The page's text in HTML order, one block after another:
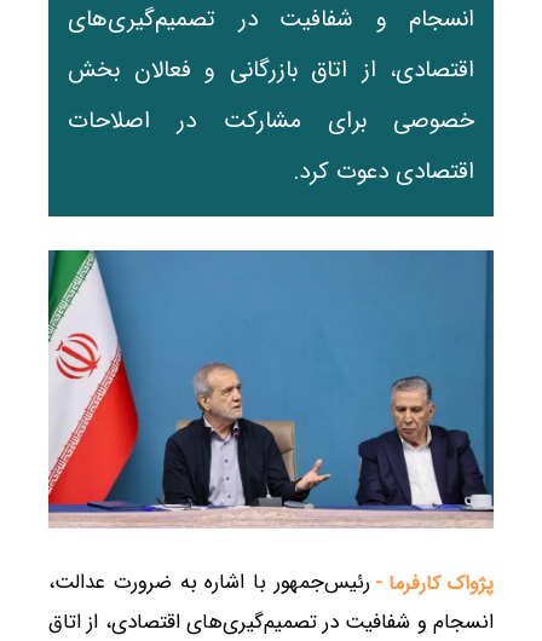
انسجام و شفافیت در تصمیم‌گیری‌های
اقتصادی، از اتاق بازرگانی و فعالان بخش
خصوصی برای مشارکت در اصلاحات
اقتصادی دعوت کرد.
پژواک کارفرما - رئیس‌جمهور با اشاره به ضرورت عدالت،
انسجام و شفافیت در تصمیم‌گیری‌های اقتصادی، از اتاق